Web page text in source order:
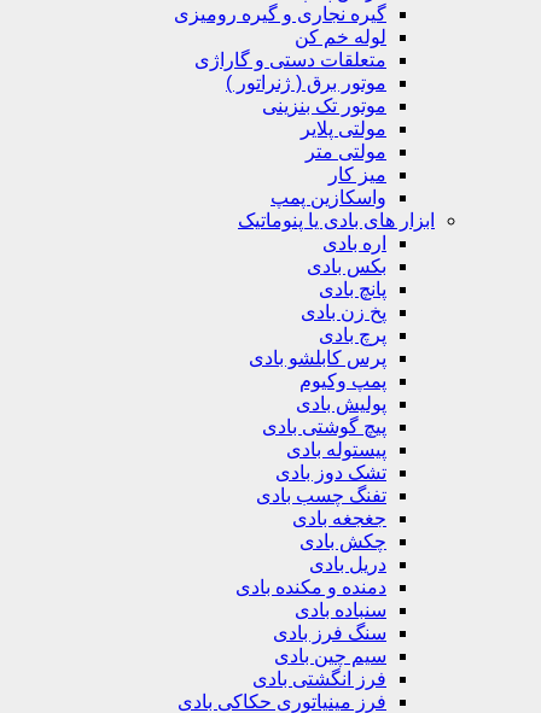
گیره نجاری و گیره رومیزی
لوله خم کن
متعلقات دستی و گاراژی
موتور برق ( ژنراتور )
موتور تک بنزینی
مولتی پلایر
مولتی متر
واسکازین پمپ
ابزار های بادی یا پنوماتیک
بکس بادی
پخ زن بادی
پرس کابلشو بادی
پمپ وکیوم
پولیش بادی
پیچ گوشتی بادی
پیستوله بادی
تشک دوز بادی
تفنگ چسب بادی
جغجغه بادی
چکش بادی
دریل بادی
دمنده و مکنده بادی
سنباده بادی
سنگ فرز بادی
سیم چین بادی
فرز انگشتی بادی
فرز مینیاتوری حکاکی بادی